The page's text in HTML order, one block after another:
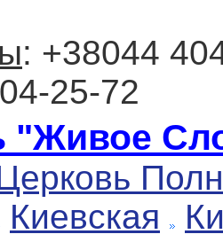
: +38044
25-72
"Живое
Киевская